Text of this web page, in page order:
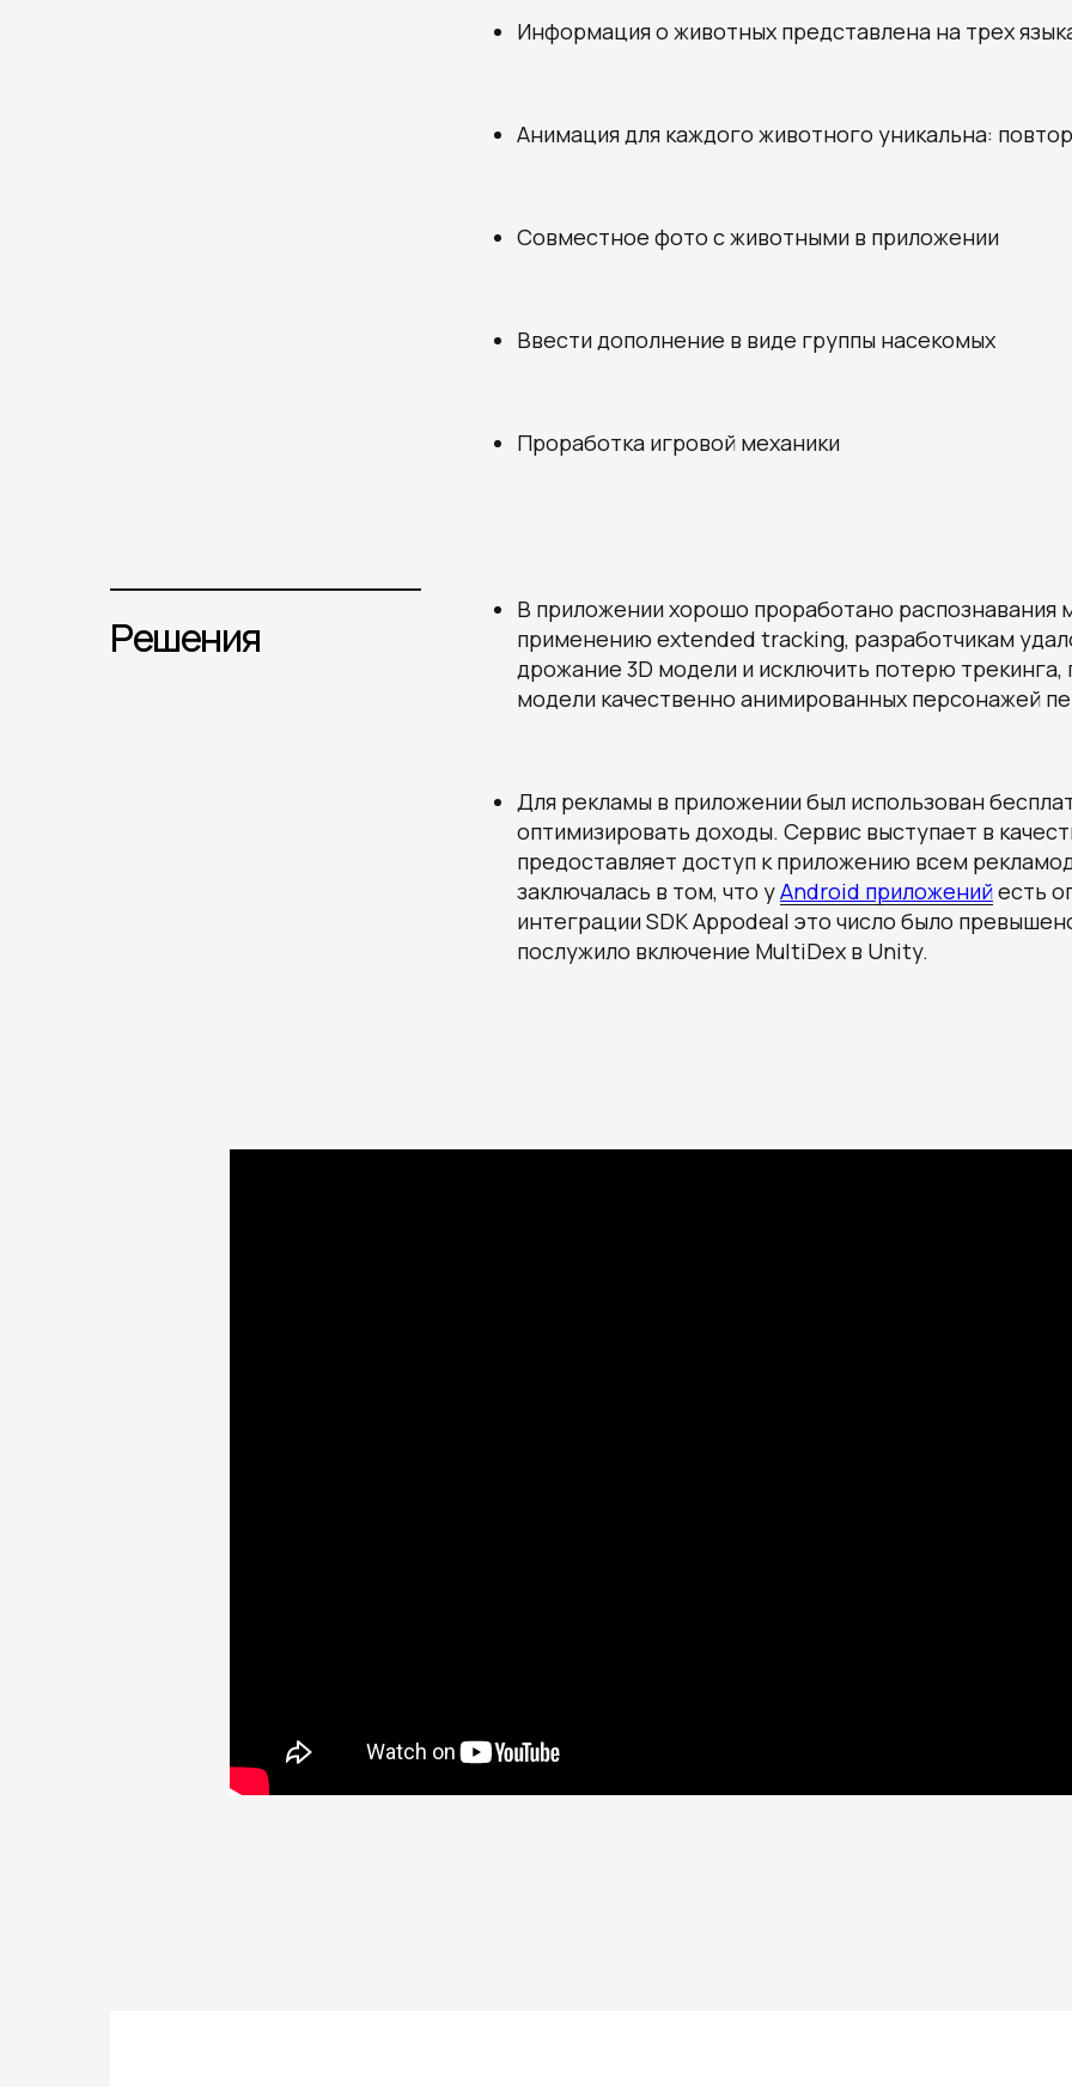
Информация о животных представлена на трех
Анимация для каждого животного уникальна:
Совместное фото с животными в приложении
Ввести дополнение в виде группы насекомых
Проработка игровой механики
Решения
В приложении хорошо проработано распознавания
применению extended tracking, разработчикам
дрожание 3D модели и исключить потерю
модели качественно анимированных персонажей
Для рекламы в приложении был использован
оптимизировать доходы. Сервис выступает в
предоставляет доступ к приложению всем
заключалась в том, что уAndroid приложенийесть
интеграции SDK Appodeal это число было
послужило включение MultiDex в Unity.